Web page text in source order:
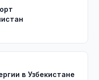
в Узбекистане